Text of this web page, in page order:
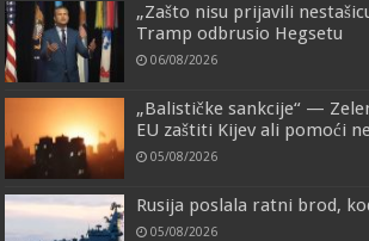
„Zašto nisu prijavili
Tramp odbrusio Hegsetu
06/08/2026
„Balističke sankcije“ —
EU zaštiti Kijev ali pomoći
05/08/2026
Rusija poslala ratni brod,
05/08/2026